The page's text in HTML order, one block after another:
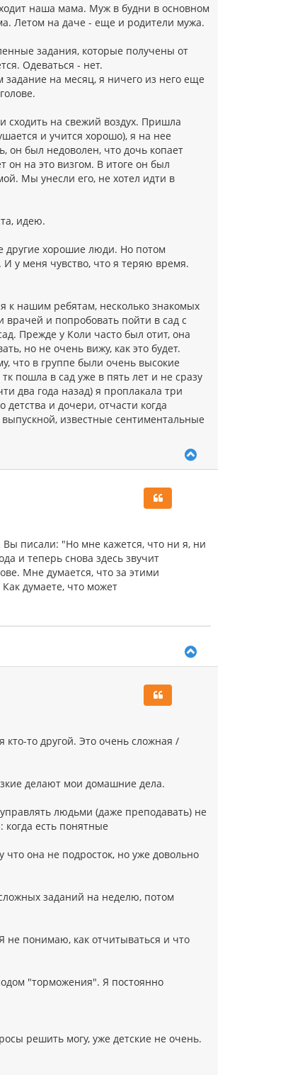
наша мама. Муж в будни в основном
Летом на даче - еще и родители мужа.
задания, которые получены от
Одеваться - нет.
на месяц, я ничего из него еще
на свежий воздух. Пришла
и учится хорошо), я на нее
он был недоволен, что дочь копает
он на это визгом. В итоге он был
Мы унесли его, не хотел идти в
идею.
другие хорошие люди. Но потом
И у меня чувство, что я теряю время.
к нашим ребятам, несколько знакомых
и попробовать пойти в сад с
Прежде у Коли часто был отит, она
но не очень вижу, как это будет.
что в группе были очень высокие
пошла в сад уже в пять лет и не сразу
два года назад) я проплакала три
и дочери, отчасти когда
известные сентиментальные
я
Вы писали: "Но мне кажется, что ни я, ни
и теперь снова здесь звучит
Мне думается, что за этими
думаете, что может
л
то другой. Это очень сложная /
делают мои домашние дела.
людьми (даже преподавать) не
когда есть понятные
она не подросток, но уже довольно
заданий на неделю, потом
не понимаю, как отчитываться и что
"торможения". Я постоянно
решить могу, уже детские не очень.